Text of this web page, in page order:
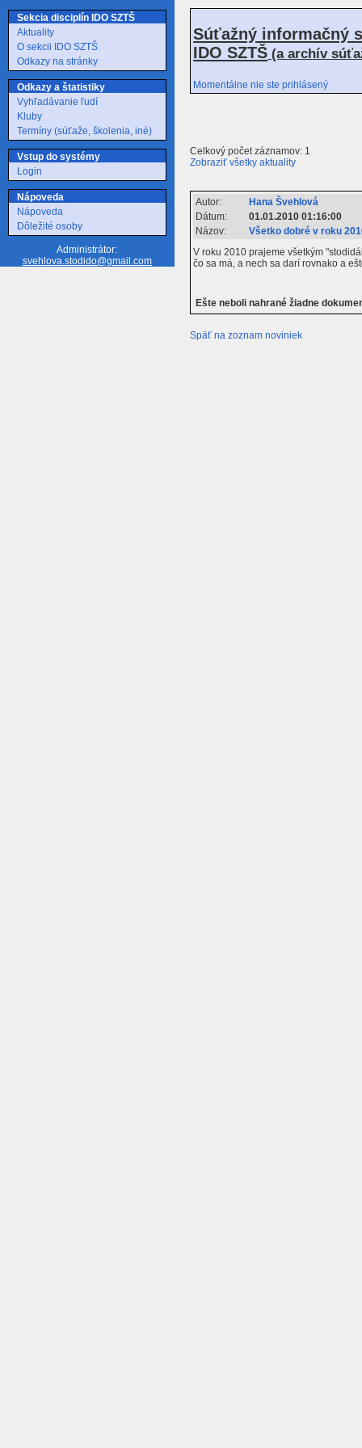
Sekcia disciplín IDO SZTŠ
Aktuality
O sekcii IDO SZTŠ
Odkazy na stránky
Odkazy a štatistiky
Vyhľadávanie ľudí
Kluby
Termíny (súťaže, školenia, iné)
Vstup do systémy
Login
Nápoveda
Nápoveda
Dôležité osoby
Administrátor:
svehlova.stodido@gmail.com
Súťažný informačný
IDO SZTŠ (a archív
Momentálne nie ste prihlásený
Celkový počet záznamov: 1
Zobraziť všetky aktuality
Autor:
Hana Švehlová
Dátum:
01.01.2010 01:16:00
Názov:
Všetko dobré v roku
V roku 2010 prajeme všetkým
čo sa má, a nech sa darí rovnako a
Ešte neboli nahrané žiadne
Späť na zoznam noviniek